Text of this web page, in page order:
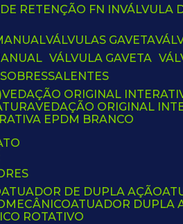
DE RETENÇÃO FN IN VÁLVULA
VÁLVULAS GAVETA
VÁLVULA GAVETA
VEDAÇÃO ORIGINAL
VEDAÇÃO ORIGINAL
EPDM BRANCO
ATUADOR DE DUPLA AÇÃO
ATUADOR DUPLA
ROTATIVO